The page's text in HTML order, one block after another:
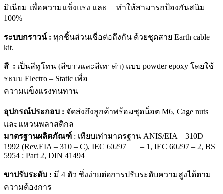
มิเนียม เพื่อความแข็งแรง และ ทำให้สามารถป้องกันสนิม
100%
ระบบกราวน์ : ทุกชิ้นส่วนเชื่อต่อถึงกัน ด้วยชุดสาย Earth cable
kit.
สี : เป็นสีทูโทน (สีขาวและสีเทาดำ) แบบ powder epoxy โดยใช้
ระบบ Electro – Static เพื่อ
ความแข็งแรงทนทาน
อุปกรณ์ประกอบ : จัดส่งถึงลูกค้าพร้อมชุดน็อต M6, Cage nuts
และแหวนพลาสติกล
มาตรฐานผลิตภัณฑ์ : เทียบเท่ามาตรฐาน ANIS/EIA – 310D –
1992 (Rev.EIA – 310 – C), IEC 60297 – 1, IEC 60297 – 2, BS
5954 : Part 2, DIN 41494
ขาปรับระดับ : มี 4 ตัว ซึ่งง่ายต่อการปรับระดับความสูงได้ตาม
ความต้องการ